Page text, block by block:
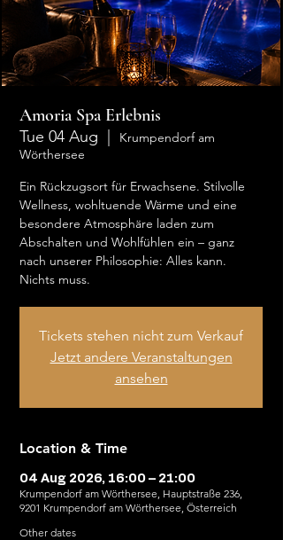
Amoria Spa Erlebnis
Tue 04 Aug
Krumpendorf am
Wörthersee
Ein Rückzugsort für Erwachsene. Stilvolle
Wellness, wohltuende Wärme und eine
besondere Atmosphäre laden zum
Abschalten und Wohlfühlen ein – ganz
nach unserer Philosophie: Alles kann.
Nichts muss.
Tickets stehen nicht zum Verkauf
Jetzt andere Veranstaltungen
ansehen
Location & Time
04 Aug 2026, 16:00 – 21:00
Krumpendorf am Wörthersee, Hauptstraße 236,
9201 Krumpendorf am Wörthersee, Österreich
Other dates